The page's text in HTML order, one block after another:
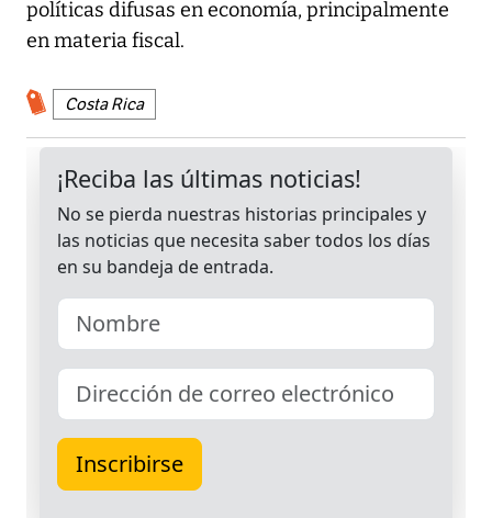
políticas difusas en economía, principalmente
en materia fiscal.
Costa Rica